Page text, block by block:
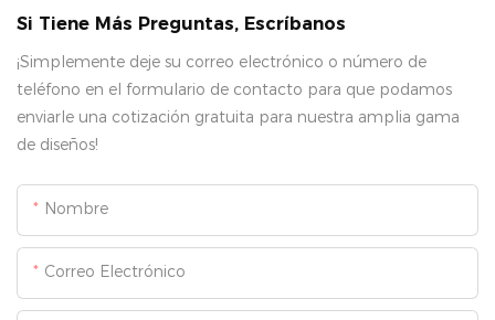
Si Tiene Más Preguntas, Escríbanos
¡Simplemente deje su correo electrónico o número de
teléfono en el formulario de contacto para que podamos
enviarle una cotización gratuita para nuestra amplia gama
de diseños!
Nombre
Correo Electrónico